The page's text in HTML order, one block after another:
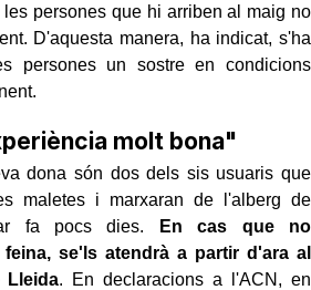
persones que hi arriben al maig no
D'aquesta manera, ha indicat, s'ha
persones un sostre en condicions
molt bona"
dona són dos dels sis usuaris que
maletes i marxaran de l'alberg de
fa pocs dies.
En cas que no
se'ls atendrà a partir d'ara al
Lleida. En declaracions a l'ACN, en